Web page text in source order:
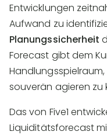
Entwicklungen
Aufwand zu
Planungssicherheit
Forecast gibt dem
souverän agieren zu
Das von Five1
Liquiditätsforecast